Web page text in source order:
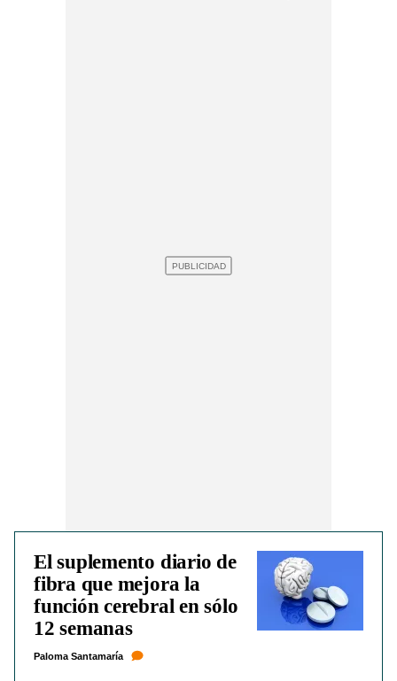
El suplemento diario de
fibra que mejora la
función cerebral en sólo
12 semanas
Paloma Santamaría